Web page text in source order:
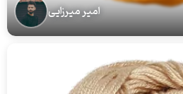
امیر میرزایی